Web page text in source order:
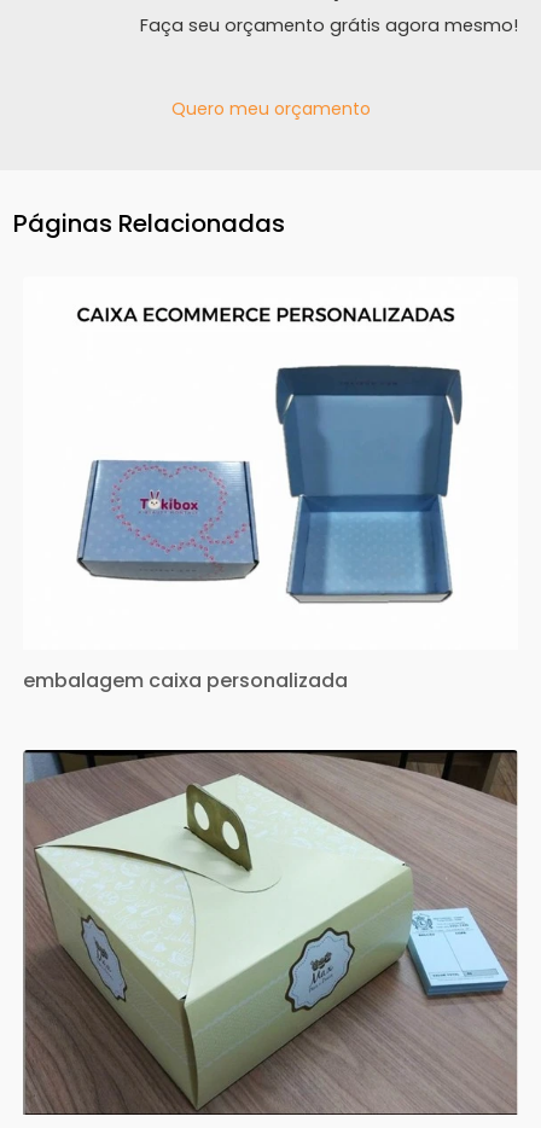
Faça seu orçamento grátis agora mesmo!
Quero meu orçamento
Páginas Relacionadas
embalagem caixa personalizada